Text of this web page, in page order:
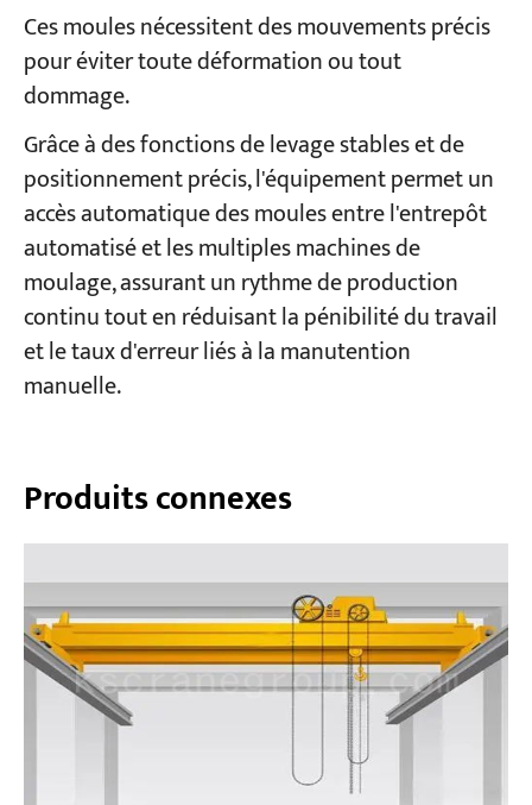
Ces moules nécessitent des mouvements précis
pour éviter toute déformation ou tout
dommage.
Grâce à des fonctions de levage stables et de
positionnement précis, l'équipement permet un
accès automatique des moules entre l'entrepôt
automatisé et les multiples machines de
moulage, assurant un rythme de production
continu tout en réduisant la pénibilité du travail
et le taux d'erreur liés à la manutention
manuelle.
Produits connexes